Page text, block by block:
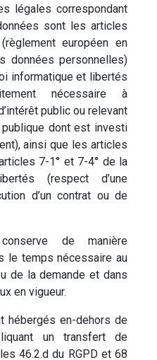
légales correspondant
sont les articles
européen en
données personnelles)
informatique et libertés
nécessaire à
public ou relevant
publique dont est investi
ainsi que les articles
7-1° et 7-4° de la
(respect d’une
d’un contrat ou de
de manière
le temps nécessaire au
de la demande et dans
en vigueur.
hébergés en-dehors de
un transfert de
46.2.d du RGPD et 68